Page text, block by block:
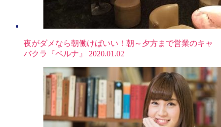
夜がダメなら朝働けばいい！朝～夕方まで営業のキャ
バクラ『ペルナ』 2020.01.02